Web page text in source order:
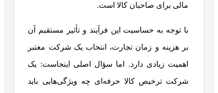
مالی برای صاحبان کالا است.
با توجه به حساسیت این فرآیند و تأثیر مستقیم آن
بر هزینه و زمان تجارت، انتخاب یک شرکت معتبر
اهمیت زیادی دارد. اما سؤال اصلی اینجاست: یک
شرکت ترخیص کالا حرفه‌ای چه ویژگی‌هایی باید